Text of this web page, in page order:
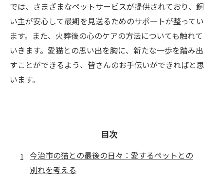
では、さまざまなペットサービスが提供されており、飼
い主が安心して最期を見送るためのサポートが整ってい
ます。また、火葬後の心のケアの方法についても触れて
いきます。愛猫との思い出を胸に、新たな一歩を踏み出
すことができるよう、皆さんのお手伝いができればと思
います。
目次
今治市の猫との最後の日々：愛するペットとの
別れを考える